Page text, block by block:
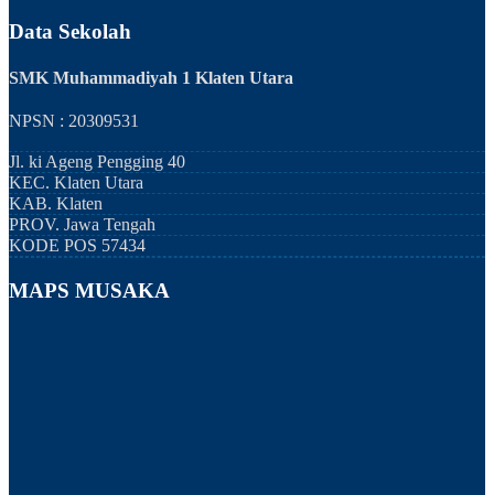
Data Sekolah
SMK Muhammadiyah 1 Klaten Utara
NPSN : 20309531
Jl. ki Ageng Pengging 40
KEC. Klaten Utara
KAB. Klaten
PROV. Jawa Tengah
KODE POS 57434
MAPS MUSAKA